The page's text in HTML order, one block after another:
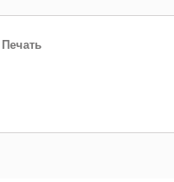
Печать